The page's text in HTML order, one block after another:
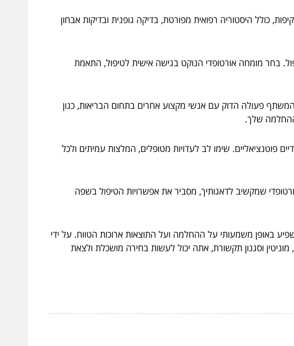
כולל היסטוריה רפואית מפורטת, בדיקה גופנית ובדיקות אבחון
בחר מומחה אורטופדי הנוקט בגישה אישית לטיפול, התאמת
פעולה הדוק עם אנשי מקצוע אחרים בתחום הבריאות, כגון
ההחלמה שלך.
פוטנציאליים. שימו לב לעדויות מטופלים, המלצות עמיתים ולכל
שמקשיב לדאגותיך, מסביר את אפשרויות הטיפול בשפה
באופן משמעותי על ההחלמה ועל התוצאות ארוכות הטווח. על ידי
וסגנון תקשורת, אתה יכול לעשות בחירה מושכלת ולצאת